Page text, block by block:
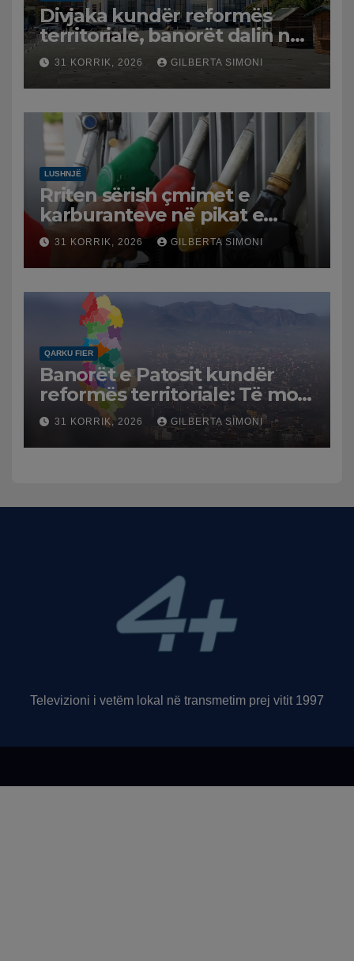
Divjaka kundër reformës
territoriale, banorët dalin në
protestë.
31 KORRIK, 2026 GILBERTA SIMONI
LUSHNJË
Rriten sërish çmimet e
karburanteve në pikat e
karburanteve në Lushnjë.
Tensionet në Lindjen e
Mesme shtrenjtojnë naftën
dhe benzinën në vend
31 KORRIK, 2026 GILBERTA SIMONI
QARKU FIER
Banorët e Patosit kundër
reformës territoriale: Të mos
humbasim identitetin e
qytetit
31 KORRIK, 2026 GILBERTA SIMONI
Televizioni i vetëm lokal në transmetim prej vitit 1997